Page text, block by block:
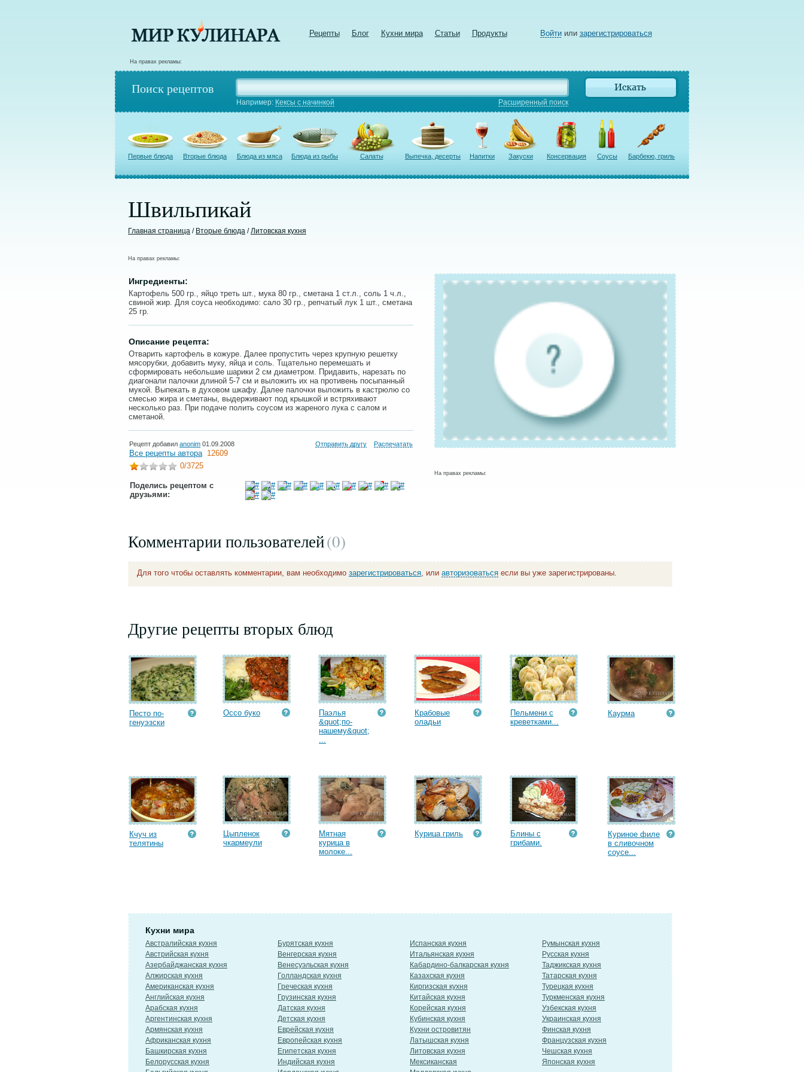
Рецепты Блог Кухни мира Статьи Продукты Войтиили зарегистрироваться
На правах рекламы:
Поиск рецептов
Например: Кексы с начинкой Расширенный поиск
Первые блюда Вторые блюда Блюда из мяса Блюда из рыбы Салаты Выпечка, десерты Напитки Закуски Консервация Соусы Барбекю, гриль
Швильпикай
Главная страница / Вторые блюда /Литовская кухня
На правах рекламы:
Ингредиенты:
Картофель 500 гр., яйцо треть шт., мука 80 гр., сметана 1 ст.л., соль 1 ч.л.,
свиной жир. Для соуса необходимо: сало 30 гр., репчатый лук 1 шт., сметана
25 гр.
Описание рецепта:
Отварить картофель в кожуре. Далее пропустить через крупную решетку
мясорубки, добавить муку, яйца и соль. Тщательно перемешать и
сформировать небольшие шарики 2 см диаметром. Придавить, нарезать по
диагонали палочки длиной 5-7 см и выложить их на противень посыпанный
мукой. Выпекать в духовом шкафу. Далее палочки выложить в кастрюлю со
смесью жира и сметаны, выдерживают под крышкой и встряхивают
несколько раз. При подаче полить соусом из жареного лука с салом и
сметаной.
Рецепт добавил anonim 01.09.2008 Отправить другу Распечатать
Все рецепты автора 12609
0/3725
Поделись рецептом с
друзьями:
На правах рекламы:
Комментарии пользователей(0)
Для того чтобы оставлять комментарии, вам необходимо зарегистрироваться, или авторизоваться если вы уже зарегистрированы.
Другие рецепты вторых блюд
Песто по-
генуэзски
Оссо буко
Паэлья
&quot;по-
нашему&quot;
...
Крабовые
оладьи
Пельмени с
креветками...
Каурма
Кчуч из
телятины
Цыпленок
чкармеули
Мятная
курица в
молоке...
Курица гриль
Блины с
грибами.
Куриное филе
в сливочном
соусе...
Кухни мира
Австралийская кухня
Австрийская кухня
Азербайджанская кухня
Алжирская кухня
Американская кухня
Английская кухня
Арабская кухня
Аргентинская кухня
Армянская кухня
Африканская кухня
Башкирская кухня
Белорусская кухня
Бурятская кухня
Венгерская кухня
Венесуэльская кухня
Голландская кухня
Греческая кухня
Грузинская кухня
Датская кухня
Детская кухня
Еврейская кухня
Европейская кухня
Египетская кухня
Индийская кухня
Испанская кухня
Итальянская кухня
Кабардино-балкарская кухня
Казахская кухня
Киргизская кухня
Китайская кухня
Корейская кухня
Кубинская кухня
Кухни островитян
Латышская кухня
Литовская кухня
Мексиканская
Румынская кухня
Русская кухня
Таджикская кухня
Татарская кухня
Турецкая кухня
Туркменская кухня
Узбекская кухня
Украинская кухня
Финская кухня
Французская кухня
Чешская кухня
Японская кухня